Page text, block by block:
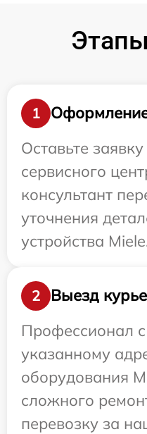
1
Оставьте
сервисного
консультант
уточнения
устройства
2
Выезд
Профессионал
указанному
оборудования
сложного
перевозку за